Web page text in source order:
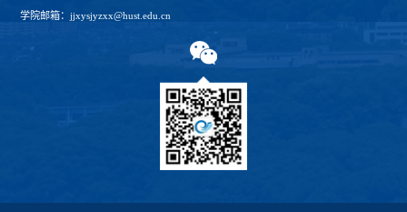
学院邮箱：jjxysjyzxx@hust.edu.cn